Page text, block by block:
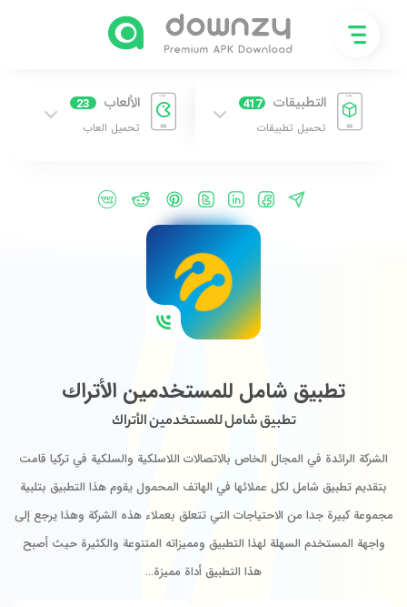
التطبيقات 417
تحميل تطبيقات
الألعاب 23
تحميل العاب
تطبيق شامل للمستخدمين الأتراك
تطبيق شامل للمستخدمين الأتراك
الشركة الرائدة في المجال الخاص بالاتصالات اللاسلكية والسلكية في تركيا قامت
بتقديم تطبيق شامل لكل عملائها في الهاتف المحمول يقوم هذا التطبيق بتلبية
مجموعة كبيرة جدا من الاحتياجات التي تتعلق بعملاء هذه الشركة وهذا يرجع إلى
واجهة المستخدم السهلة لهذا التطبيق ومميزاته المتنوعة والكثيرة حيث أصبح
هذا التطبيق أداة مميزة…